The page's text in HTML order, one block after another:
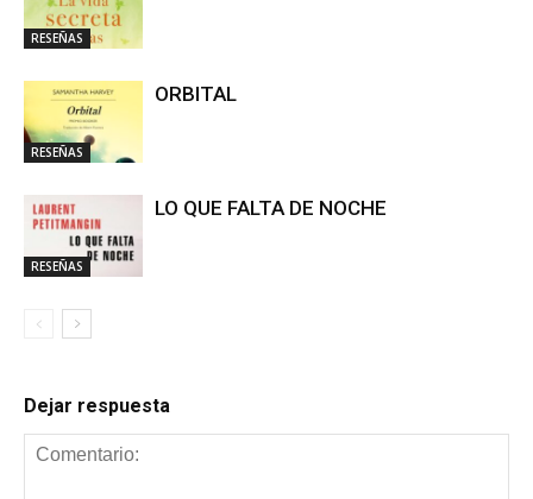
RESEÑAS
RESEÑAS
ORBITAL
RESEÑAS
LO QUE FALTA DE NOCHE
Dejar respuesta